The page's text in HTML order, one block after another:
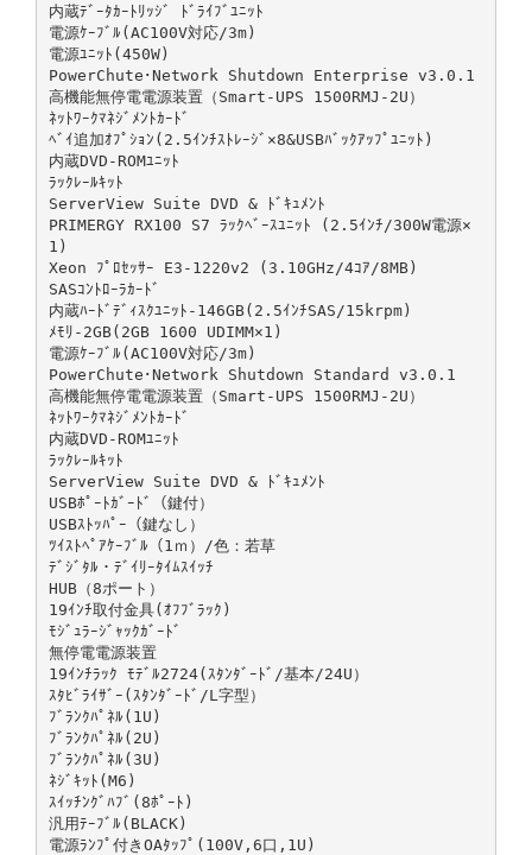
内蔵ﾃﾞｰﾀｶｰﾄﾘｯｼﾞ ﾄﾞﾗｲﾌﾞﾕﾆｯﾄ
電源ｹｰﾌﾞﾙ(AC100V対応/3m)
電源ﾕﾆｯﾄ(450W)
PowerChute･Network Shutdown Enterprise v3.0.1
高機能無停電電源装置（Smart-UPS 1500RMJ-2U）
ﾈｯﾄﾜｰｸﾏﾈｼﾞﾒﾝﾄｶｰﾄﾞ
ﾍﾞｲ追加ｵﾌﾟｼｮﾝ(2.5ｲﾝﾁｽﾄﾚｰｼﾞ×8&USBﾊﾞｯｸｱｯﾌﾟﾕﾆｯﾄ)
内蔵DVD-ROMﾕﾆｯﾄ
ﾗｯｸﾚｰﾙｷｯﾄ
ServerView Suite DVD & ﾄﾞｷｭﾒﾝﾄ
PRIMERGY RX100 S7 ﾗｯｸﾍﾞｰｽﾕﾆｯﾄ (2.5ｲﾝﾁ/300W電源×
1)
Xeon ﾌﾟﾛｾｯｻｰ E3-1220v2 (3.10GHz/4ｺｱ/8MB)
SASｺﾝﾄﾛｰﾗｶｰﾄﾞ
内蔵ﾊｰﾄﾞﾃﾞｨｽｸﾕﾆｯﾄ-146GB(2.5ｲﾝﾁSAS/15krpm)
ﾒﾓﾘ-2GB(2GB 1600 UDIMM×1)
電源ｹｰﾌﾞﾙ(AC100V対応/3m)
PowerChute･Network Shutdown Standard v3.0.1
高機能無停電電源装置（Smart-UPS 1500RMJ-2U）
ﾈｯﾄﾜｰｸﾏﾈｼﾞﾒﾝﾄｶｰﾄﾞ
内蔵DVD-ROMﾕﾆｯﾄ
ﾗｯｸﾚｰﾙｷｯﾄ
ServerView Suite DVD & ﾄﾞｷｭﾒﾝﾄ
USBﾎﾟｰﾄｶﾞｰﾄﾞ（鍵付）
USBｽﾄｯﾊﾟｰ（鍵なし）
ﾂｲｽﾄﾍﾟｱｹｰﾌﾞﾙ（1ｍ）/色：若草
ﾃﾞｼﾞﾀﾙ・ﾃﾞｲﾘｰﾀｲﾑｽｲｯﾁ
HUB（8ポート）
19ｲﾝﾁ取付金具(ｵﾌﾌﾞﾗｯｸ)
ﾓｼﾞｭﾗｰｼﾞｬｯｸｶﾞｰﾄﾞ
無停電電源装置
19ｲﾝﾁﾗｯｸ ﾓﾃﾞﾙ2724(ｽﾀﾝﾀﾞｰﾄﾞ/基本/24U）
ｽﾀﾋﾞﾗｲｻﾞｰ(ｽﾀﾝﾀﾞｰﾄﾞ/L字型）
ﾌﾞﾗﾝｸﾊﾟﾈﾙ(1U)
ﾌﾞﾗﾝｸﾊﾟﾈﾙ(2U)
ﾌﾞﾗﾝｸﾊﾟﾈﾙ(3U)
ﾈｼﾞｷｯﾄ(M6)
ｽｲｯﾁﾝｸﾞﾊﾌﾞ(8ﾎﾟｰﾄ)
汎用ﾃｰﾌﾞﾙ(BLACK)
電源ﾗﾝﾌﾟ付きOAﾀｯﾌﾟ(100V,6口,1U)